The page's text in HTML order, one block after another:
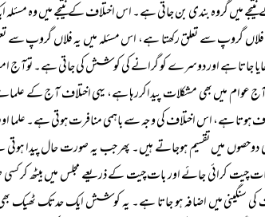
میں گروہ بندی بن جاتی ہے۔ اس اختلاف کے نتیجے میں وہ
فلاں گروپ سے تعلق رکھتا ہے، اس مسئلہ میں یہ فلاں
جاتا ہے اور دوسرے کو گرانے کی کوشش کی جاتی ہے۔ توآج
عوام میں بھی مشکلات پیداکررہا ہے، یہی اختلاف آج کے
ہوتا ہے، اس اختلاف کی وجہ سے باہمی منافرت ہوتی ہے۔
دوحصوں میں تقسیم ہوجاتے ہیں۔ پھر جب یہ صورت حال پیدا
چیت کرائی جائے اور بات چیت کے ذریعے مجلس میں بیٹھ کر
کی سنگینی میں اضافہ ہو جاتا ہے۔ یہ کوشش ایک حدتک ٹھیک